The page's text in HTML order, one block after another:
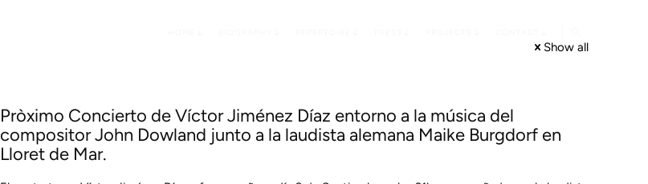
Show all
Pròximo Concierto de Víctor Jiménez Díaz entorno a la música del
compositor John Dowland junto a la laudista alemana Maike Burgdorf en
Lloret de Mar.